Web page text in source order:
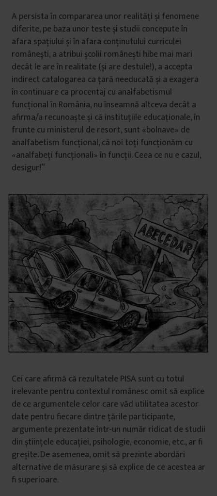
A persista în compararea unor realități și fenomene
diferite, pe baza unor teste și studii concepute în
afara spațiului și în afara conținutului curriculei
românești, a atribui școlii românești hibe mai mari
decât le are în realitate (și are destule!), a accepta
indirect catalogarea ca țară needucată și a exagera
în continuare ca procentaj cu analfabetismul
funcțional în România, nu înseamnă altceva decât a
afirma/a recunoaște și că instituțiile educaționale, în
frunte cu ministerul de resort, sunt «bolnave» de
analfabetism funcțional, că noi toți funcționăm cu
«analfabeți funcționali» în funcții. Ceea ce nu e cazul,
desigur!”
Cei care afirmă că rezultatele PISA sunt cu totul
irelevante pentru contextul românesc omit să explice
de ce argumentele celor care văd utilitatea acestor
date pentru fiecare dintre țările participante,
argumente prezentate într-un număr ridicat de studii
din științele educației, psihologie, economie, etc., ar fi
greșite. De asemenea, omit să prezinte abordări
alternative de măsurare și să explice de ce acestea ar
fi superioare.